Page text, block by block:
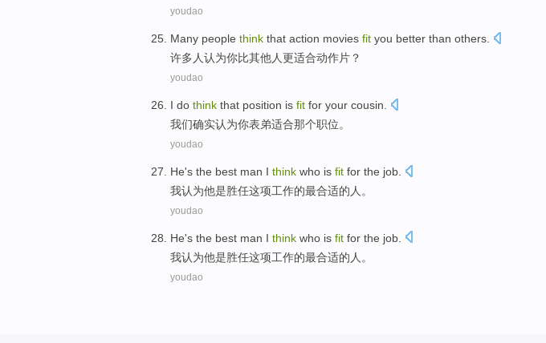
youdao
Many people think that action movies fit you better than others
许多 人认为你比其他人更适合动作片 ？
youdao
I do think that position is fit for your cousin
我们确实认为你表弟适合那个职位。
youdao
He's the best man I think who is fit for the job
我认为他是胜任这项工作的最合适的 人 。
youdao
He's the best man I think who is fit for the job
我认为他是胜任这项工作的最合适的 人 。
youdao